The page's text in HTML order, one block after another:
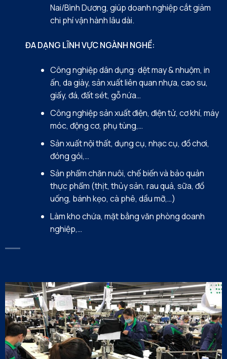
Nai/Bình Dương, giúp doanh nghiệp cắt giảm
chi phí vận hành lâu dài.
ĐA DẠNG LĨNH VỰC NGÀNH NGHỀ:
Công nghiệp dân dụng: dệt may & nhuộm, in
ấn, da giày, sản xuất liên quan nhựa, cao su,
giấy, đá, đất sét, gỗ nứa…
Công nghiệp sản xuất điện, điện tử, cơ khí, máy
móc, động cơ, phụ tùng,…
Sản xuất nội thất, dụng cụ, nhạc cụ, đồ chơi,
đóng gói,…
Sản phẩm chăn nuôi, chế biến và bảo quản
thực phẩm (thịt, thủy sản, rau quả, sữa, đồ
uống, bánh kẹo, cà phê, dầu mỡ,…)
Làm kho chứa, mặt bằng văn phòng doanh
nghiệp,…